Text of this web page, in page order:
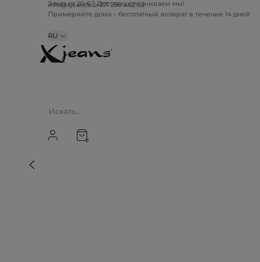
info@xjeans.eu+371 256 462 62
Заказ от 20 €? Доставку оплачиваем мы!
Примеряйте дома – бесплатный возврат в течение 14 дней
RU
0